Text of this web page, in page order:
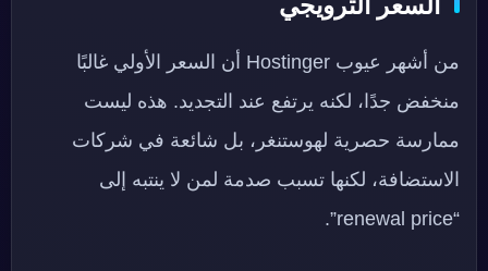
من أشهر عيوب Hostinger أن السعر الأولي غالبًا
منخفض جدًا، لكنه يرتفع عند التجديد. هذه ليست
ممارسة حصرية لهوستنغر، بل شائعة في شركات
الاستضافة، لكنها تسبب صدمة لمن لا ينتبه إلى
“renewal price”.